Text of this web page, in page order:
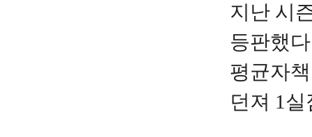
지난 시
등판했
평균자
던져 1